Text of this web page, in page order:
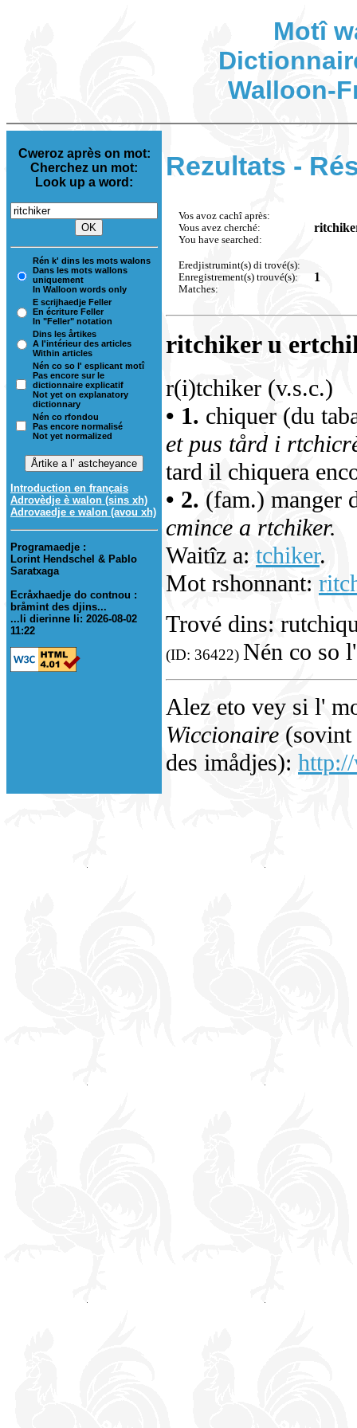
Motî
Walloon-
Cweroz après on mot:
Cherchez un mot:
Look up a word:
Rén k' dins les mots walons
Dans les mots wallons
uniquement
In Walloon words only
E scrijhaedje Feller
En écriture Feller
In "Feller" notation
Dins les årtikes
A l'intérieur des articles
Within articles
Nén co so l' esplicant motî
Pas encore sur le
dictionnaire explicatif
Not yet on explanatory
dictionnary
Nén co rfondou
Pas encore normalisé
Not yet normalized
Introduction en français
Adrovèdje è walon (sins xh)
Adrovaedje e walon (avou xh)
Programaedje :
Lorint Hendschel & Pablo
Saratxaga
Ecråxhaedje do contnou :
bråmint des djins...
...li dierinne li: 2026-08-02
11:22
Rezultats -
Vos avoz cachî après:
Vous avez cherché:
You have searched:
Eredjistrumint(s) di trové(s):
Enregistrement(s) trouvé(s):
Matches:
1
ritchiker u
r(i)tchiker (v.s.c.)
• 1. chiquer (du
et pus tård i
tard il chiquera
• 2. (fam.) manger
cmince a rtchiker.
Waitîz a: tchiker.
Mot rshonnant:
Trové dins:
(ID: 36422) Nén co so
Alez eto vey si l'
Wiccionaire (sovint
des imådjes):